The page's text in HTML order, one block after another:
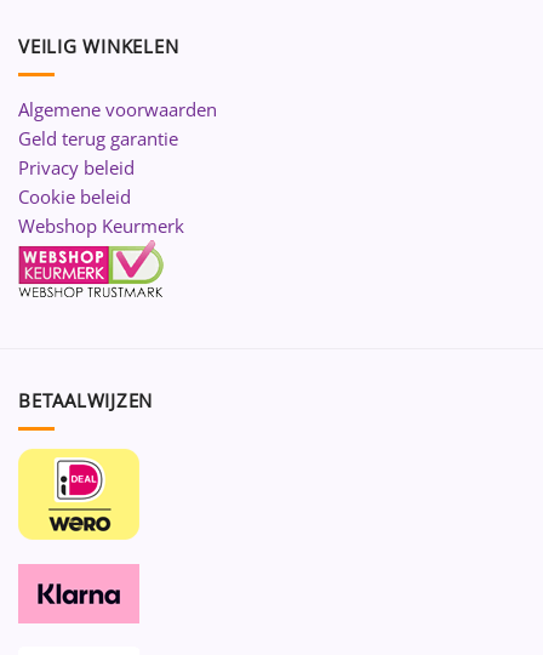
VEILIG WINKELEN
Algemene voorwaarden
Geld terug garantie
Privacy beleid
Cookie beleid
Webshop Keurmerk
BETAALWIJZEN